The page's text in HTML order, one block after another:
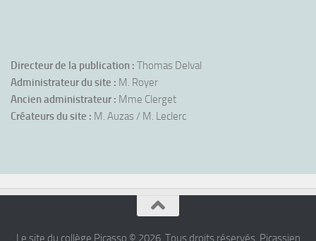
Directeur de la publication : Thomas Delval
Administrateur du site : M. Royer
Ancien administrateur : Mme Clerget
Créateurs du site : M. Auzas / M. Leclerc